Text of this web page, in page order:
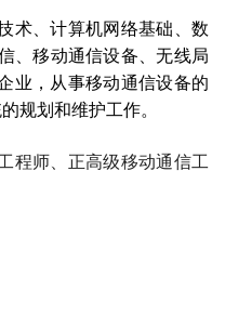
术、计算机网络基础、数
、移动通信设备、无线局
业，从事移动通信设备的
的规划和维护工作。
程师、正高级移动通信工